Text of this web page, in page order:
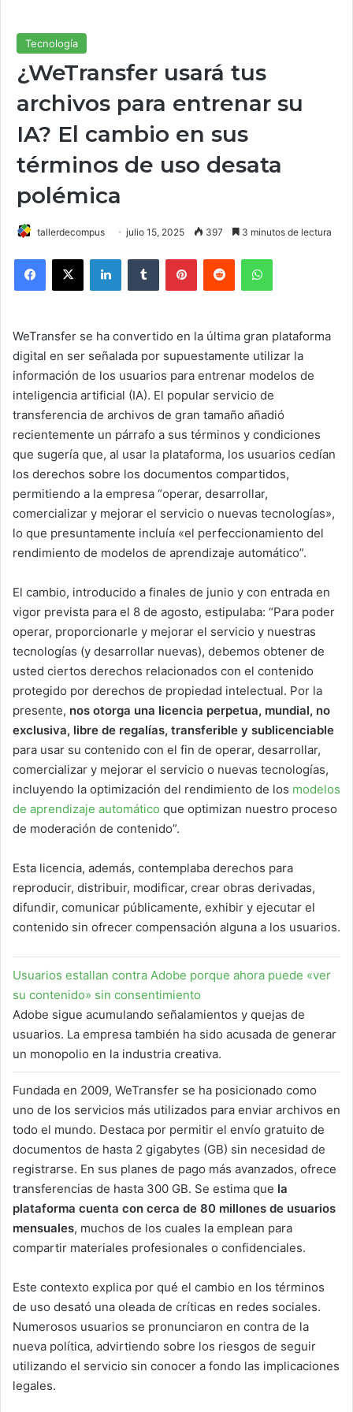
Tecnología
¿WeTransfer usará tus
archivos para entrenar su
IA? El cambio en sus
términos de uso desata
polémica
tallerdecompus julio 15, 2025 397 3 minutos de lectura
WeTransfer se ha convertido en la última gran plataforma
digital en ser señalada por supuestamente utilizar la
información de los usuarios para entrenar modelos de
inteligencia artificial (IA). El popular servicio de
transferencia de archivos de gran tamaño añadió
recientemente un párrafo a sus términos y condiciones
que sugería que, al usar la plataforma, los usuarios cedían
los derechos sobre los documentos compartidos,
permitiendo a la empresa “operar, desarrollar,
comercializar y mejorar el servicio o nuevas tecnologías»,
lo que presuntamente incluía «el perfeccionamiento del
rendimiento de modelos de aprendizaje automático”.
El cambio, introducido a finales de junio y con entrada en
vigor prevista para el 8 de agosto, estipulaba: “Para poder
operar, proporcionarle y mejorar el servicio y nuestras
tecnologías (y desarrollar nuevas), debemos obtener de
usted ciertos derechos relacionados con el contenido
protegido por derechos de propiedad intelectual. Por la
presente, nos otorga una licencia perpetua, mundial, no
exclusiva, libre de regalías, transferible y sublicenciable
para usar su contenido con el fin de operar, desarrollar,
comercializar y mejorar el servicio o nuevas tecnologías,
incluyendo la optimización del rendimiento de los modelos
de aprendizaje automático que optimizan nuestro proceso
de moderación de contenido”.
Esta licencia, además, contemplaba derechos para
reproducir, distribuir, modificar, crear obras derivadas,
difundir, comunicar públicamente, exhibir y ejecutar el
contenido sin ofrecer compensación alguna a los usuarios.
Usuarios estallan contra Adobe porque ahora puede «ver
su contenido» sin consentimiento
Adobe sigue acumulando señalamientos y quejas de
usuarios. La empresa también ha sido acusada de generar
un monopolio en la industria creativa.
Fundada en 2009, WeTransfer se ha posicionado como
uno de los servicios más utilizados para enviar archivos en
todo el mundo. Destaca por permitir el envío gratuito de
documentos de hasta 2 gigabytes (GB) sin necesidad de
registrarse. En sus planes de pago más avanzados, ofrece
transferencias de hasta 300 GB. Se estima que la
plataforma cuenta con cerca de 80 millones de usuarios
mensuales, muchos de los cuales la emplean para
compartir materiales profesionales o confidenciales.
Este contexto explica por qué el cambio en los términos
de uso desató una oleada de críticas en redes sociales.
Numerosos usuarios se pronunciaron en contra de la
nueva política, advirtiendo sobre los riesgos de seguir
utilizando el servicio sin conocer a fondo las implicaciones
legales.